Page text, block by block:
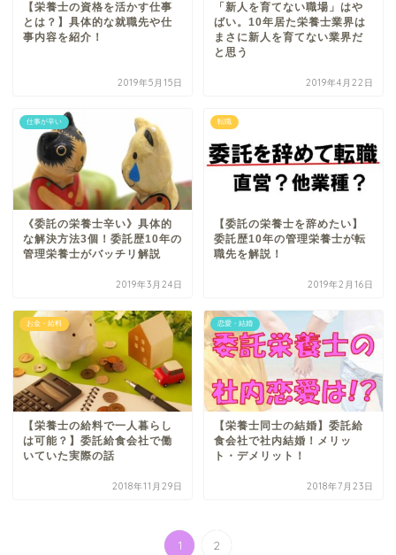
【栄養士の資格を活かす仕事
とは？】具体的な就職先や仕
事内容を紹介！
2019年5月15日
「新人を育てない職場」はや
ばい。10年居た栄養士業界は
まさに新人を育てない業界だ
と思う
2019年4月22日
仕事が辛い
《委託の栄養士辛い》具体的
な解決方法3個！委託歴10年の
管理栄養士がバッチリ解説
2019年3月24日
転職
【委託の栄養士を辞めたい】
委託歴10年の管理栄養士が転
職先を解説！
2019年2月16日
お金・給料
【栄養士の給料で一人暮らし
は可能？】委託給食会社で働
いていた実際の話
2018年11月29日
恋愛・結婚
【栄養士同士の結婚】委託給
食会社で社内結婚！メリッ
ト・デメリット！
2018年7月23日
1 2